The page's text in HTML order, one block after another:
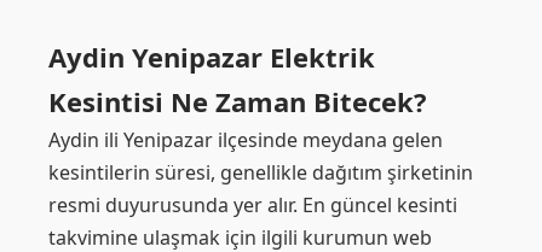
Aydin Yenipazar Elektrik
Kesintisi Ne Zaman Bitecek?
Aydin ili Yenipazar ilçesinde meydana gelen
kesintilerin süresi, genellikle dağıtım şirketinin
resmi duyurusunda yer alır. En güncel kesinti
takvimine ulaşmak için ilgili kurumun web